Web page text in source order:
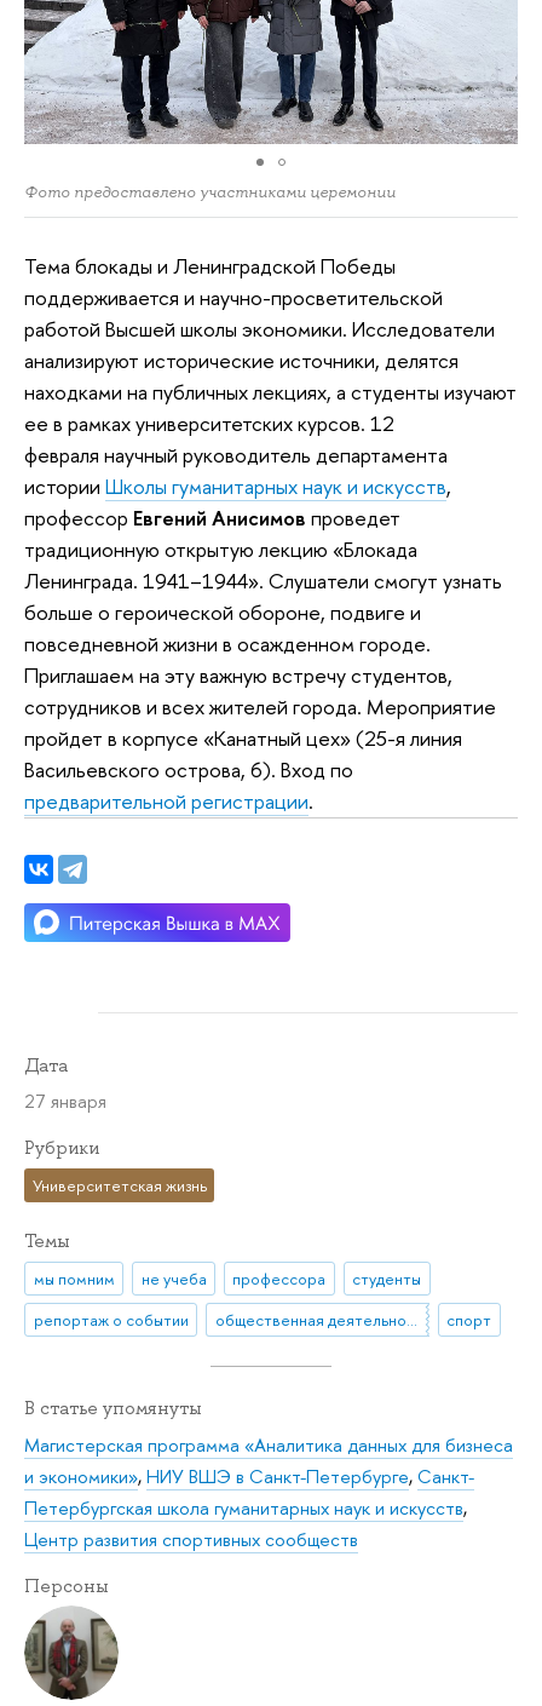
Фото предоставлено участниками церемонии
Тема блокады и Ленинградской Победы
поддерживается и научно-просветительской
работой Высшей школы экономики. Исследователи
анализируют исторические источники, делятся
находками на публичных лекциях, а студенты изучают
ее в рамках университетских курсов. 12
февраля научный руководитель департамента
истории Школы гуманитарных наук и искусств,
профессор Евгений Анисимов проведет
традиционную открытую лекцию «Блокада
Ленинграда. 1941–1944». Слушатели смогут узнать
больше о героической обороне, подвиге и
повседневной жизни в осажденном городе.
Приглашаем на эту важную встречу студентов,
сотрудников и всех жителей города. Мероприятие
пройдет в корпусе «Канатный цех» (25-я линия
Васильевского острова, 6). Вход по
предварительной регистрации.
Дата
27 января
Рубрики
Университетская жизнь
Темы
мы помним не учеба профессора
студенты
репортаж о событии
общественная деятельность спорт
В статье упомянуты
Магистерская программа «Аналитика данных для бизнеса
и экономики»,НИУ ВШЭ в Санкт-Петербурге,Санкт-
Петербургская школа гуманитарных наук и искусств,
Центр развития спортивных сообществ
Персоны